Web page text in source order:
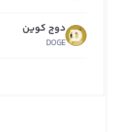
دوج کوین
DOGE